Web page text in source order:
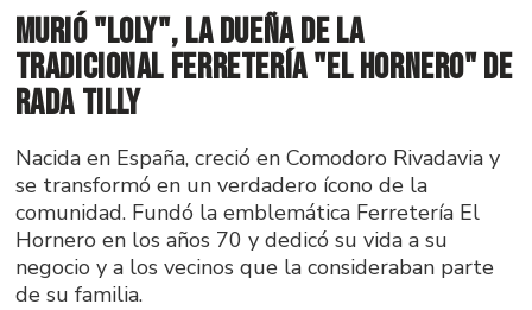
Murió "Loly", la dueña de la
tradicional ferretería "El Hornero" de
Rada Tilly
Nacida en España, creció en Comodoro Rivadavia y
se transformó en un verdadero ícono de la
comunidad. Fundó la emblemática Ferretería El
Hornero en los años 70 y dedicó su vida a su
negocio y a los vecinos que la consideraban parte
de su familia.